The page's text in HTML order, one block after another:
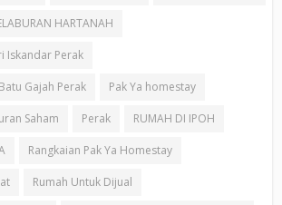
HARTANAH
Iskandar Perak
Gajah Perak Pak Ya homestay
Saham Perak RUMAH DI IPOH
Rangkaian Pak Ya Homestay
Rumah Untuk Dijual